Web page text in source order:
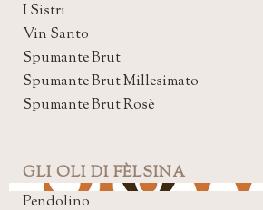
I Sistri
Vin Santo
Spumante Brut
Spumante Brut Millesimato
Spumante Brut Rosè
GLI OLI DI FÈLSINA
Pendolino